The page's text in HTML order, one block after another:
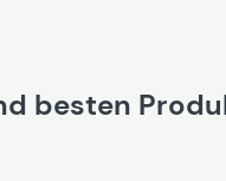
besten